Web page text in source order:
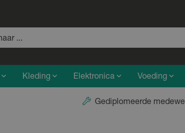
Kleding Elektronica Voeding
Gediplomeerde